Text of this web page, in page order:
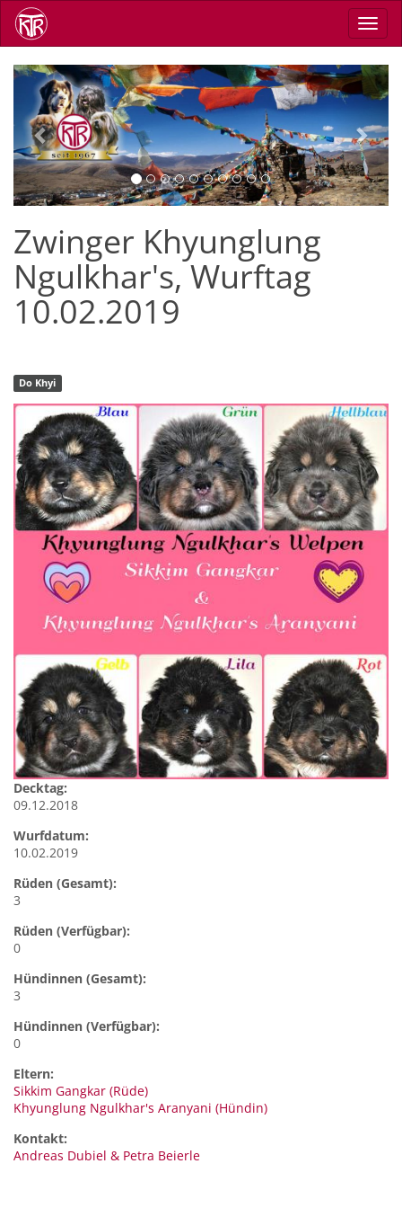
Direkt
zum
Inhalt
Previous Next
Zwinger Khyunglung
Ngulkhar's, Wurftag
10.02.2019
Do Khyi
Decktag:
09.12.2018
Wurfdatum:
10.02.2019
Rüden (Gesamt):
3
Rüden (Verfügbar):
0
Hündinnen (Gesamt):
3
Hündinnen (Verfügbar):
0
Eltern:
Sikkim Gangkar (Rüde)
Khyunglung Ngulkhar's Aranyani (Hündin)
Kontakt:
Andreas Dubiel & Petra Beierle